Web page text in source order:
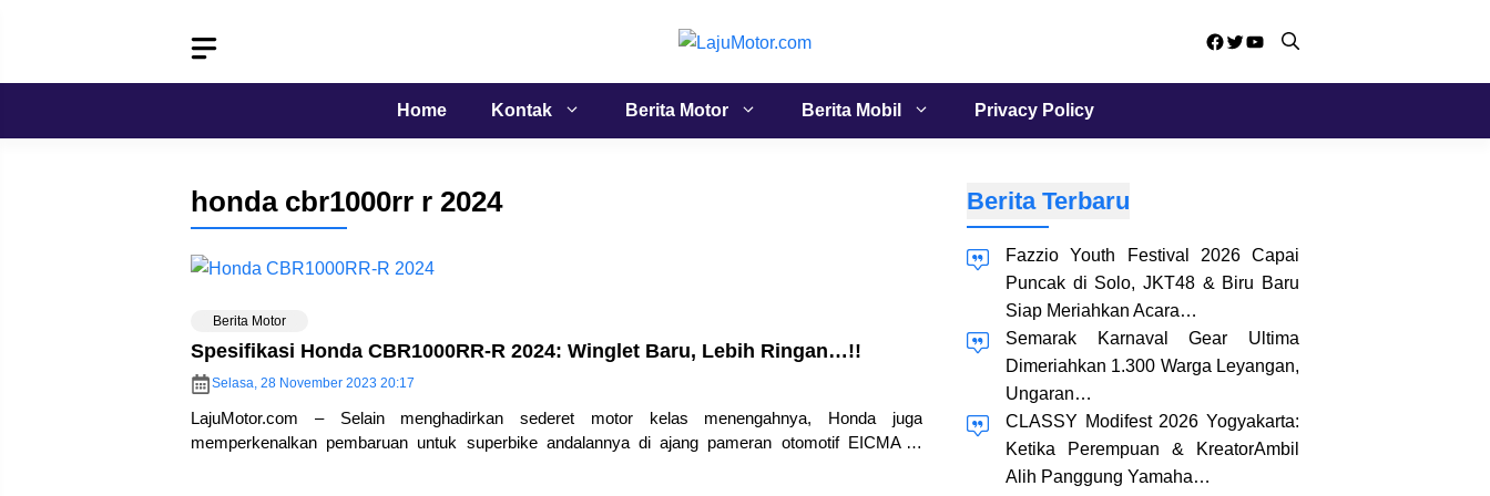
Facebook
Twitter
YouTube
Home Kontak Berita Motor Berita Mobil Privacy Policy
honda cbr1000rr r 2024
Berita Motor
Spesifikasi Honda CBR1000RR-R 2024: Winglet Baru, Lebih Ringan…!!
Selasa, 28 November 2023 20:17
LajuMotor.com – Selain menghadirkan sederet motor kelas menengahnya, Honda juga
memperkenalkan pembaruan untuk superbike andalannya di ajang pameran otomotif EICMA di
Berita Terbaru
Fazzio Youth Festival 2026 Capai
Puncak di Solo, JKT48 & Biru Baru
Siap Meriahkan Acara…
Semarak Karnaval Gear Ultima
Dimeriahkan 1.300 Warga Leyangan,
Ungaran…
CLASSY Modifest 2026 Yogyakarta:
Ketika Perempuan & KreatorAmbil
Alih Panggung Yamaha…